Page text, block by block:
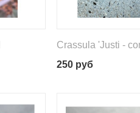
Crassula 'Justi -
250 руб